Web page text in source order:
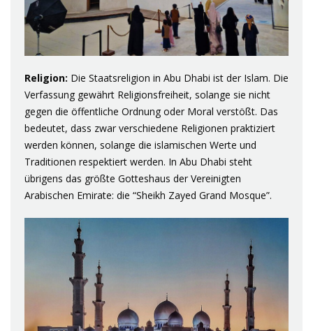
Religion: Die Staatsreligion in Abu Dhabi ist der Islam. Die
Verfassung gewährt Religionsfreiheit, solange sie nicht
gegen die öffentliche Ordnung oder Moral verstößt. Das
bedeutet, dass zwar verschiedene Religionen praktiziert
werden können, solange die islamischen Werte und
Traditionen respektiert werden. In Abu Dhabi steht
übrigens das größte Gotteshaus der Vereinigten
Arabischen Emirate: die “Sheikh Zayed Grand Mosque”.